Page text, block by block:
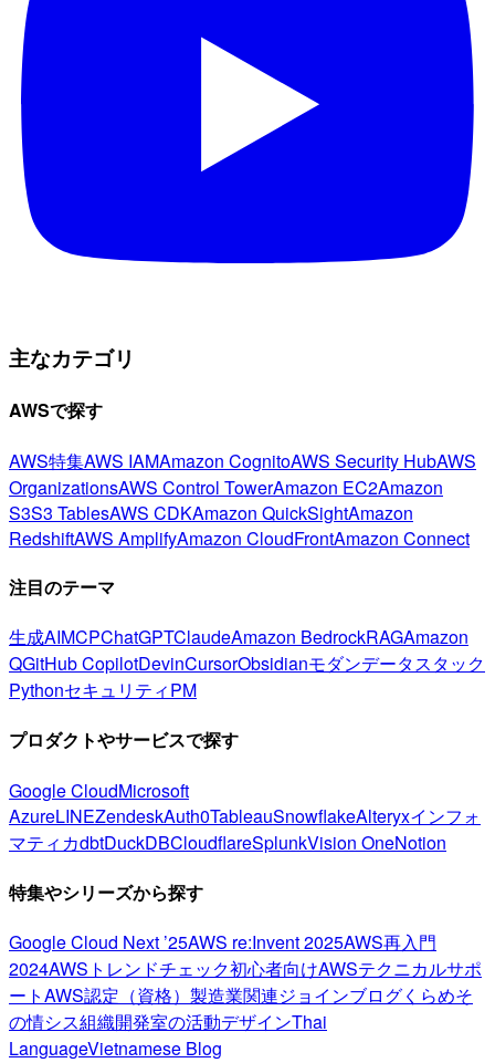
主なカテゴリ
AWSで探す
AWS特集AWS IAMAmazon CognitoAWS Security HubAWS
OrganizationsAWS Control TowerAmazon EC2Amazon
S3S3 TablesAWS CDKAmazon QuickSightAmazon
RedshiftAWS AmplifyAmazon CloudFrontAmazon Connect
注目のテーマ
生成AIMCPChatGPTClaudeAmazon BedrockRAGAmazon
QGitHub CopilotDevinCursorObsidianモダンデータスタック
PythonセキュリティPM
プロダクトやサービスで探す
Google CloudMicrosoft
AzureLINEZendeskAuth0TableauSnowflakeAlteryxインフォ
マティカdbtDuckDBCloudflareSplunkVision OneNotion
特集やシリーズから探す
Google Cloud Next ’25AWS re:Invent 2025AWS再入門
2024AWSトレンドチェック初心者向けAWSテクニカルサポ
ートAWS認定（資格） 製造業関連ジョインブログくらめそ
の情シス組織開発室の活動デザインThai
LanguageVietnamese Blog